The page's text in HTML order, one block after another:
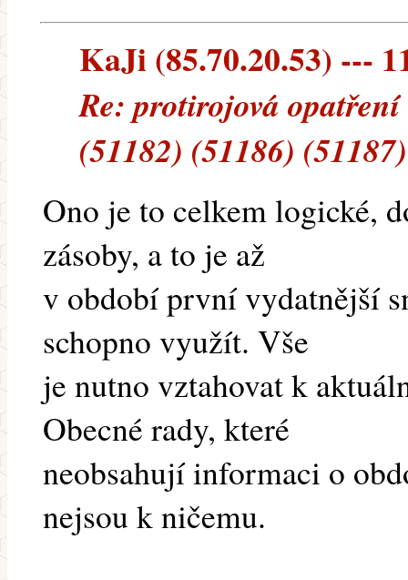
KaJi (85.70.20.53) ---
Re: protirojová
(51182) (51186)
Ono je to celkem logické,
zásoby, a to je až
v období první vydatnější
schopno využít. Vše
je nutno vztahovat k
Obecné rady, které
neobsahují informaci o
nejsou k ničemu.